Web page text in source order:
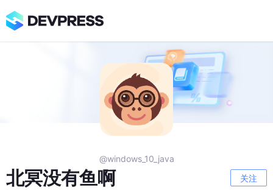
@windows_10_java
北冥没有鱼啊 关注